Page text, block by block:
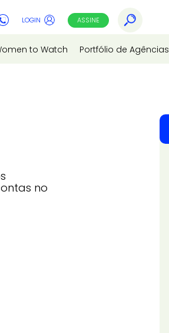
LOGIN ASSINE
to Watch Portfólio de Agências
no